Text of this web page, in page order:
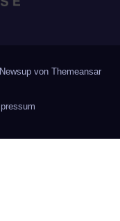
von Themeansar